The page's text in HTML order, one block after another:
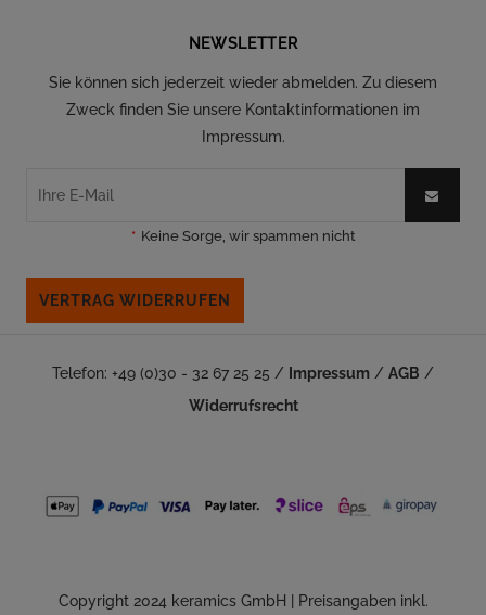
NEWSLETTER
Sie können sich jederzeit wieder abmelden. Zu diesem
Zweck finden Sie unsere Kontaktinformationen im
Impressum.
* Keine Sorge, wir spammen nicht
VERTRAG WIDERRUFEN
Telefon: +49 (0)30 - 32 67 25 25 / Impressum / AGB /
Widerrufsrecht
Copyright 2024 keramics GmbH | Preisangaben inkl.